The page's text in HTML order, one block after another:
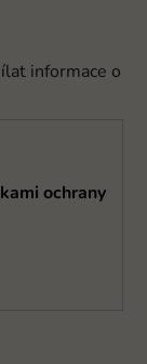
informace o
ochrany